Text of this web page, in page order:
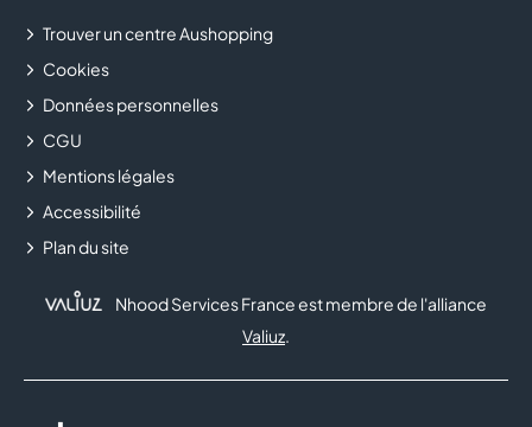
Trouver un centre Aushopping
Cookies
Données personnelles
CGU
Mentions légales
Accessibilité
Plan du site
Nhood Services France est membre de l'alliance
Valiuz.